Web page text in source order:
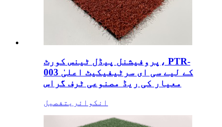
پروفیشنل پیڈل ٹینس کورٹ، PTR-
003 کے لیے سی ای سرٹیفیکیٹ اعلیٰ
معیار کی ریڈ مصنوعی ٹرف گراس
انکوائری تفصیل